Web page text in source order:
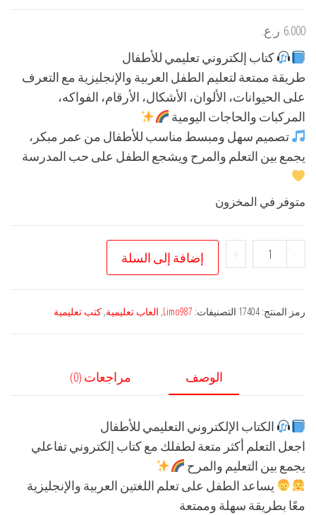
6.000 ر.ع.
كتاب إلكتروني تعليمي للأطفال
طريقة ممتعة لتعليم الطفل العربية والإنجليزية مع التعرف
على الحيوانات، الألوان، الأشكال، الأرقام، الفواكه،
المركبات والحاجات اليومية
تصميم سهل ومبسط مناسب للأطفال من عمر مبكر،
يجمع بين التعلم والمرح ويشجع الطفل على حب المدرسة
متوفر في المخزون
-
كمية
الكتاب
لتعليم
+ إضافة إلى السلة
رمز المنتج: 17404 التصنيفات: Limo987
, العاب تعليمية, كتب تعليمية
الوصف مراجعات (0)
الكتاب الإلكتروني التعليمي للأطفال
اجعل التعلم أكثر متعة لطفلك مع كتاب إلكتروني تفاعلي
يجمع بين التعليم والمرح
يساعد الطفل على تعلم اللغتين العربية والإنجليزية
معًا بطريقة سهلة وممتعة